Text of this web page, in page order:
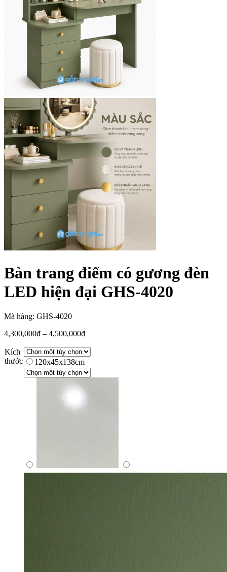
Bàn trang điểm có gương đèn
LED hiện đại GHS-4020
Mã hàng: GHS-4020
4,300,000₫ – 4,500,000₫
Kích
thước
120x45x138cm